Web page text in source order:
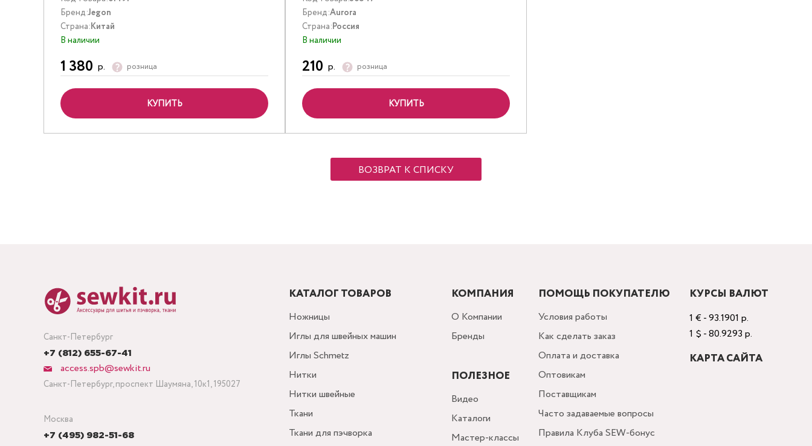
Бренд:Jegon
Страна:Китай
В наличии
1 380 р. розница
КУПИТЬ
Бренд:Aurora
Страна:Россия
В наличии
210 р. розница
КУПИТЬ
ВОЗВРАТ К СПИСКУ
Санкт-Петербург
+7 (812) 655-67-41
access.spb@sewkit.ru
Санкт-Петербург, проспект Шаумяна, 10к1, 195027
Москва
+7 (495) 982-51-68
КАТАЛОГ ТОВАРОВ
Ножницы
Иглы для швейных машин
Иглы Schmetz
Нитки
Нитки швейные
Ткани
Ткани для пэчворка
КОМПАНИЯ
О Компании
Бренды
ПОЛЕЗНОЕ
Видео
Каталоги
Мастер-классы
ПОМОЩЬ ПОКУПАТЕЛЮ
Условия работы
Как сделать заказ
Оплата и доставка
Оптовикам
Поставщикам
Часто задаваемые вопросы
Правила Клуба SEW-бонус
КУРСЫ ВАЛЮТ
1 € - 93.1901 р.
1 $ - 80.9293 р.
КАРТА САЙТА